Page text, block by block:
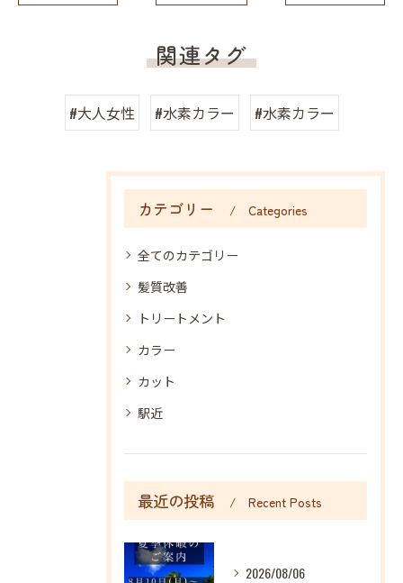
関連タグ
#大人女性 #水素カラー #水素カラー
カテゴリー Categories
全てのカテゴリー
髪質改善
トリートメント
カラー
カット
駅近
最近の投稿 Recent Posts
2026/08/06